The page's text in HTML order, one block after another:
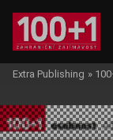
Extra Publishing »